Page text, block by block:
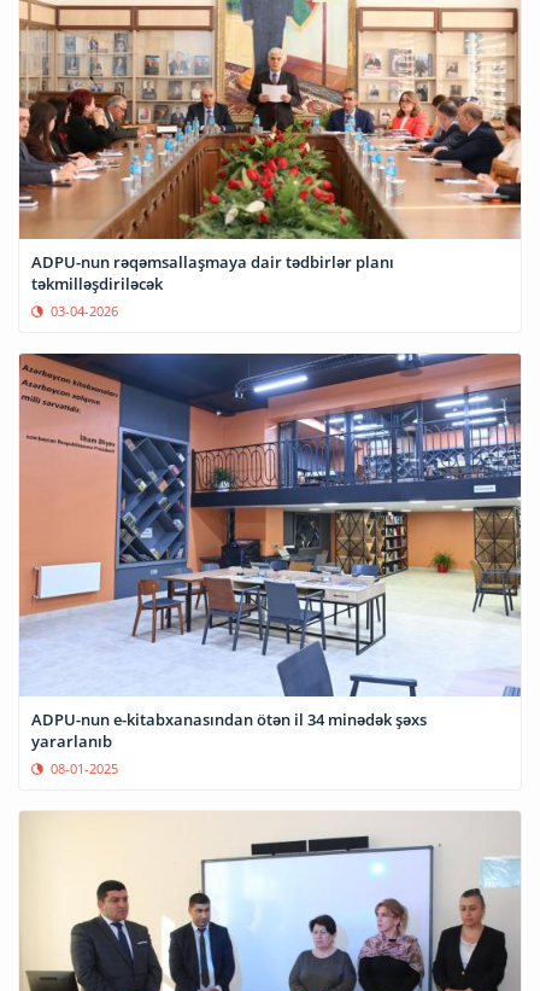
ADPU-nun rəqəmsallaşmaya dair tədbirlər planı
təkmilləşdiriləcək
03-04-2026
ADPU-nun e-kitabxanasından ötən il 34 minədək şəxs
yararlanıb
08-01-2025